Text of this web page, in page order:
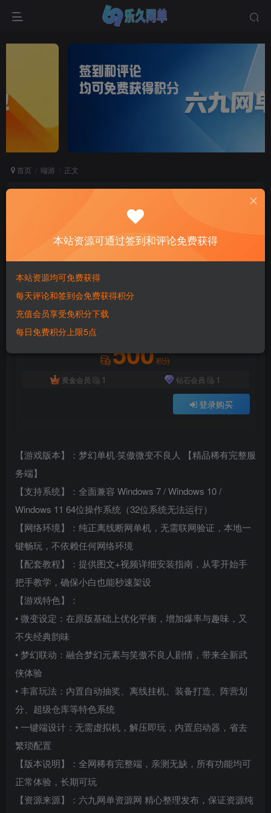
首页 端游 正文
梦幻西游笑傲江湖不良人微变版单机端：梦幻奇景
丨一键端游丨自由挂机抽奖丨装备DIY丨三大阵营
2个月前更新
此内容为付费资源，请付费后查看
500积分
黄金会员
1 钻石会员 1
登录购买
付费资源
【游戏版本】：梦幻单机·笑傲微变不良人 【精品稀有完整服
务端】
【支持系统】：全面兼容 Windows 7 / Windows 10 /
Windows 11 64位操作系统（32位系统无法运行）
【网络环境】：纯正离线断网单机，无需联网验证，本地一
键畅玩，不依赖任何网络环境
【配套教程】：提供图文+视频详细安装指南，从零开始手
把手教学，确保小白也能秒速架设
【游戏特色】：
• 微变设定：在原版基础上优化平衡，增加爆率与趣味，又
不失经典韵味
• 梦幻联动：融合梦幻元素与笑傲不良人剧情，带来全新武
侠体验
• 丰富玩法：内置自动抽奖、离线挂机、装备打造、阵营划
分、超级仓库等特色系统
• 一键端设计：无需虚拟机，解压即玩，内置启动器，省去
繁琐配置
【版本说明】：全网稀有完整端，亲测无缺，所有功能均可
正常体验，长期可玩
【资源来源】：六九网单资源网 精心整理发布，保证资源纯
本站资源可通过签到和评论免费获得
本站资源均可免费获得
每天评论和签到会免费获得积分
充值会员享受免积分下载
每日免费积分上限5点